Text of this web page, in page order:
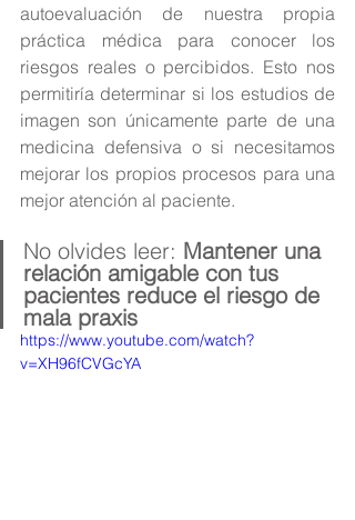
autoevaluación de nuestra propia
práctica médica para conocer los
riesgos reales o percibidos. Esto nos
permitiría determinar si los estudios de
imagen son únicamente parte de una
medicina defensiva o si necesitamos
mejorar los propios procesos para una
mejor atención al paciente.
No olvides leer: Mantener una
relación amigable con tus
pacientes reduce el riesgo de
mala praxis
https://www.youtube.com/watch?
v=XH96fCVGcYA